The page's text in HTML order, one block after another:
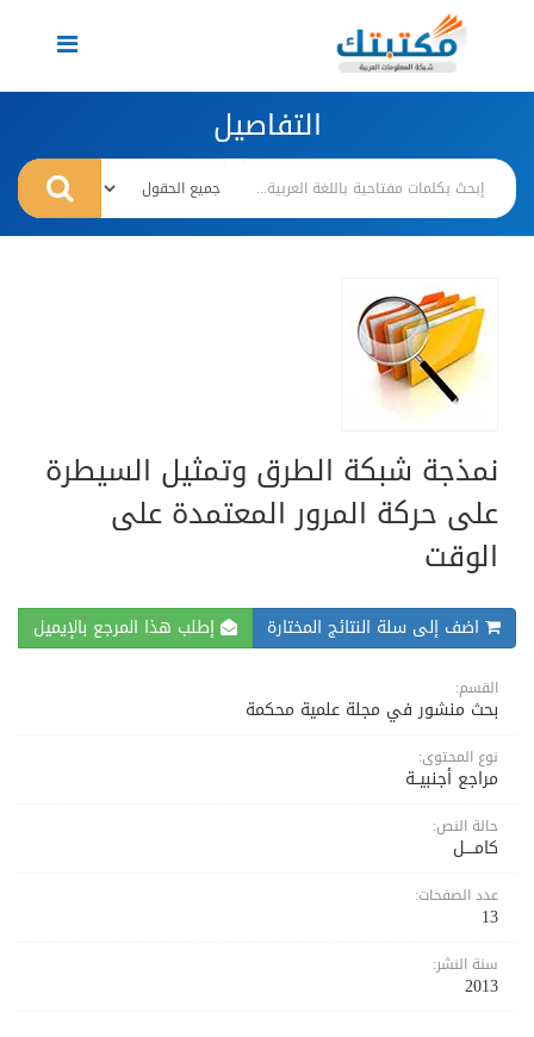
Toggle
navigation
التفاصيل
نمذجة شبكة الطرق وتمثيل السيطرة
على حركة المرور المعتمدة على
الوقت
اضف إلى سلة النتائج المختارة إطلب هذا المرجع بالإيميل
القسم:
بحث منشور في مجلة علمية محكمة
نوع المحتوى:
مراجع أجنبيــة
حالة النص:
كامــــل
عدد الصفحات:
13
سنة النشر:
2013